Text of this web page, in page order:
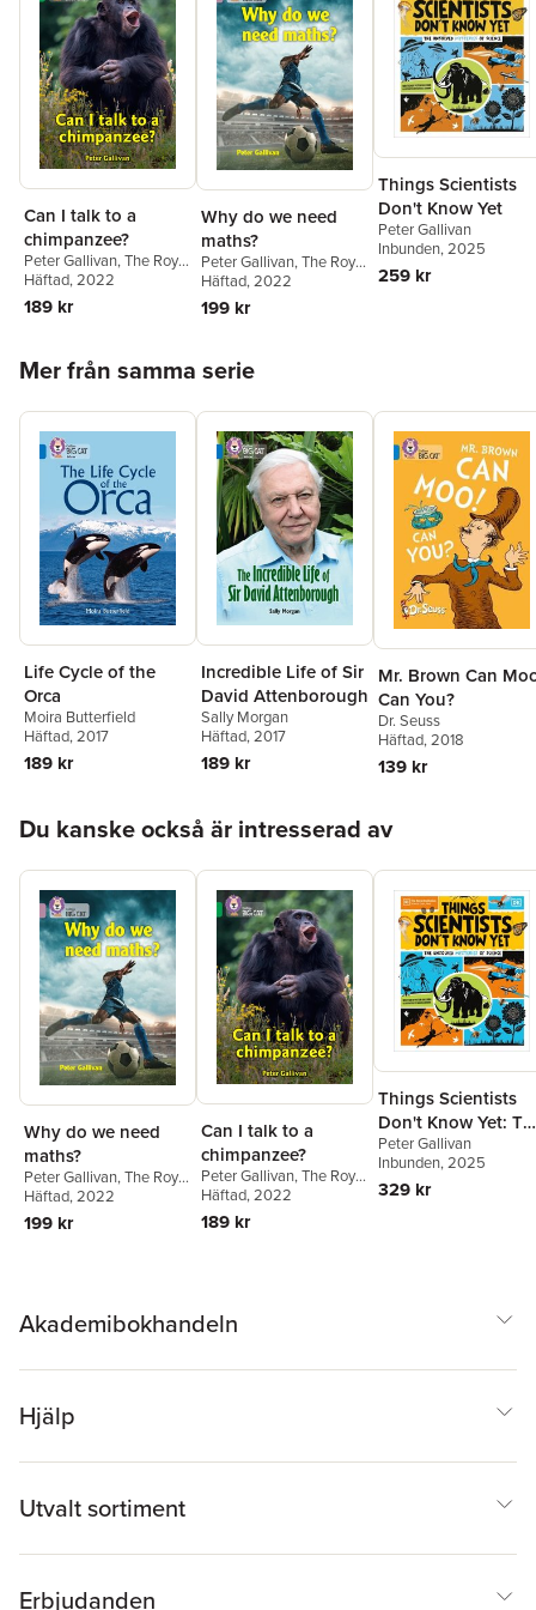
Can I talk to a
chimpanzee?
Peter Gallivan,The Royal
Institution
Häftad, 2022
189 kr
Why do we need
maths?
Peter Gallivan,The Royal
Institution
Häftad, 2022
199 kr
Things Scientists
Don't Know Yet
Peter Gallivan
Inbunden, 2025
259 kr
Mer från samma serie
Life Cycle of the
Orca
Moira Butterfield
Häftad, 2017
189 kr
Incredible Life of Sir
David Attenborough
Sally Morgan
Häftad, 2017
189 kr
Mr. Brown Can
Can You?
Dr. Seuss
Häftad, 2018
139 kr
Du kanske också är intresserad av
Why do we need
maths?
Peter Gallivan,The Royal
Institution
Häftad, 2022
199 kr
Can I talk to a
chimpanzee?
Peter Gallivan,The Royal
Institution
Häftad, 2022
189 kr
Things Scientists
Don't Know Yet:
Unsolved
of Science
Peter Gallivan
Inbunden, 2025
329 kr
Akademibokhandeln
Hjälp
Utvalt sortiment
Erbjudanden